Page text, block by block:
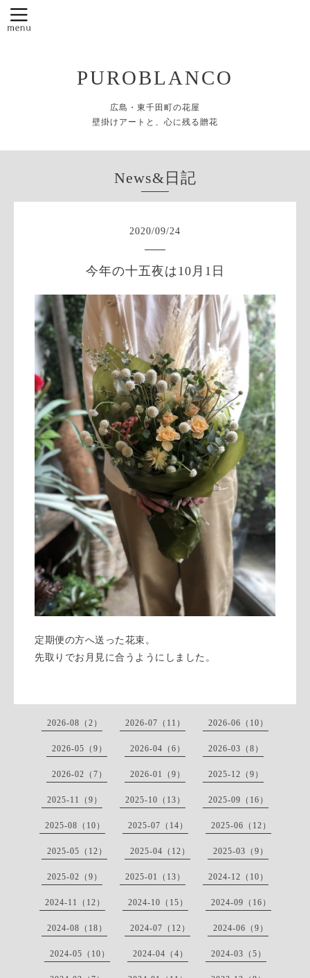
PUROBLANCO
広島・東千田町の花屋
壁掛けアートと、心に残る贈花
News&日記
2020/09/24
今年の十五夜は10月1日
定期便の方へ送った花束。
先取りでお月見に合うようにしました。
2026-08（2） 2026-07（11） 2026-06（10）
2026-05（9） 2026-04（6） 2026-03（8）
2026-02（7） 2026-01（9） 2025-12（9）
2025-11（9） 2025-10（13） 2025-09（16）
2025-08（10） 2025-07（14） 2025-06（12）
2025-05（12） 2025-04（12） 2025-03（9）
2025-02（9） 2025-01（13） 2024-12（10）
2024-11（12） 2024-10（15） 2024-09（16）
2024-08（18） 2024-07（12） 2024-06（9）
2024-05（10） 2024-04（4） 2024-03（5）